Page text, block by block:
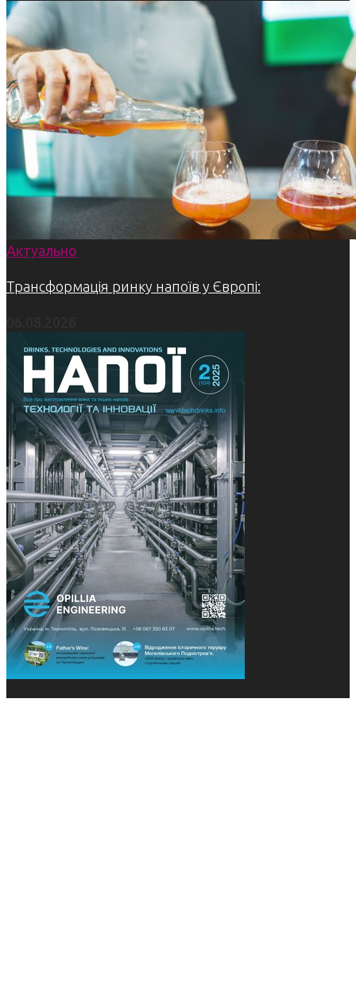
Актуально
Трансформація ринку напоїв у Європі: